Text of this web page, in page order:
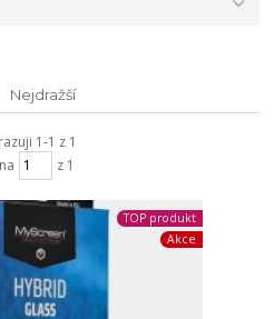
Nejdražší
1-1 z 1
z 1
TOP produkt
Akce